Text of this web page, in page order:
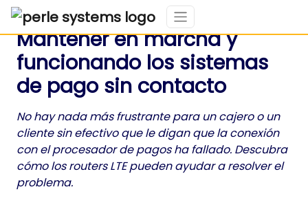
Mantener en marcha y
funcionando los sistemas
de pago sin contacto
No hay nada más frustrante para un cajero o un
cliente sin efectivo que le digan que la conexión
con el procesador de pagos ha fallado. Descubra
cómo los routers LTE pueden ayudar a resolver el
problema.